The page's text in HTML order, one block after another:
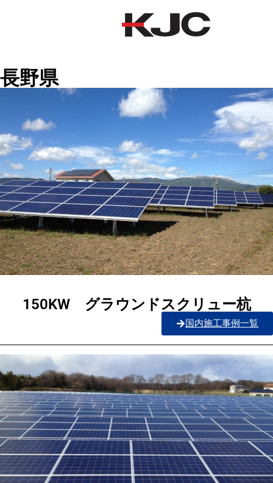
長野県
150KW グラウンドスクリュー杭
国内施工事例一覧